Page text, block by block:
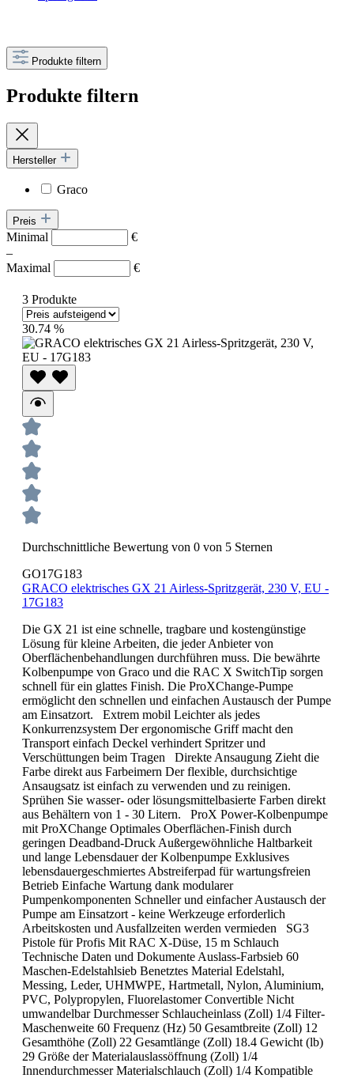
Produkte filtern
Produkte filtern
Hersteller
Graco
Preis
Minimal
€
–
Maximal
€
3 Produkte
30.74 %
Durchschnittliche Bewertung von 0 von 5 Sternen
GO17G183
GRACO elektrisches GX 21 Airless-Spritzgerät, 230 V, EU -
17G183
Die GX 21 ist eine schnelle, tragbare und kostengünstige
Lösung für kleine Arbeiten, die jeder Anbieter von
Oberflächenbehandlungen durchführen muss. Die bewährte
Kolbenpumpe von Graco und die RAC X SwitchTip sorgen
schnell für ein glattes Finish. Die ProXChange-Pumpe
ermöglicht den schnellen und einfachen Austausch der Pumpe
am Einsatzort. Extrem mobil Leichter als jedes
Konkurrenzsystem Der ergonomische Griff macht den
Transport einfach Deckel verhindert Spritzer und
Verschüttungen beim Tragen Direkte Ansaugung Zieht die
Farbe direkt aus Farbeimern Der flexible, durchsichtige
Ansaugsatz ist einfach zu verwenden und zu reinigen.
Sprühen Sie wasser- oder lösungsmittelbasierte Farben direkt
aus Behältern von 1 - 30 Litern. ProX Power-Kolbenpumpe
mit ProXChange Optimales Oberflächen-Finish durch
geringen Deadband-Druck Außergewöhnliche Haltbarkeit
und lange Lebensdauer der Kolbenpumpe Exklusives
lebensdauergeschmiertes Abstreiferpad für wartungsfreien
Betrieb Einfache Wartung dank modularer
Pumpenkomponenten Schneller und einfacher Austausch der
Pumpe am Einsatzort - keine Werkzeuge erforderlich
Arbeitskosten und Ausfallzeiten werden vermieden SG3
Pistole für Profis Mit RAC X-Düse, 15 m Schlauch
Technische Daten und Dokumente Auslass-Farbsieb 60
Maschen-Edelstahlsieb Benetztes Material Edelstahl,
Messing, Leder, UHMWPE, Hartmetall, Nylon, Aluminium,
PVC, Polypropylen, Fluorelastomer Convertible Nicht
umwandelbar Durchmesser Schlaucheinlass (Zoll) 1/4 Filter-
Maschenweite 60 Frequenz (Hz) 50 Gesamtbreite (Zoll) 12
Gesamthöhe (Zoll) 22 Gesamtlänge (Zoll) 18.4 Gewicht (lb)
29 Größe der Materialauslassöffnung (Zoll) 1/4
Innendurchmesser Materialschlauch (Zoll) 1/4 Kompatible